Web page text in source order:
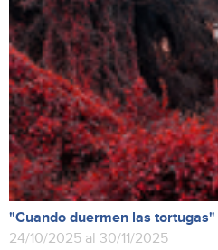
"Cuando duermen las tortugas"
24/10/2025 al 30/11/2025